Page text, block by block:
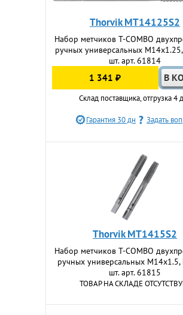
Thorvik MT14125S2
Набор метчиков T-COMBO
ручных универсальных М14х1.25,
шт. арт. 61814
1 341 ₽
Склад поставщика, отгрузка 4
Гарантия 30 дн Задать
Thorvik MT1415S2
Набор метчиков T-COMBO
ручных универсальных М14х1.5,
шт. арт. 61815
ТОВАР НА СКЛАДЕ